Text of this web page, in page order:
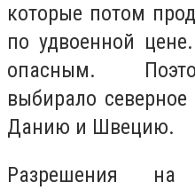
которые потом
по удвоенной
опасным.
выбирало
Данию и Швецию.
Разрешения